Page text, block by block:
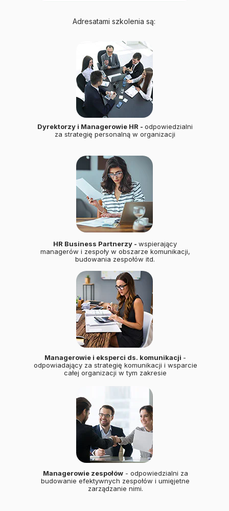
Adresatami szkolenia są:
Dyrektorzy i Managerowie HR - odpowiedzialni
za strategię personalną w organizacji
HR Business Partnerzy - wspierający
managerów i zespoły w obszarze komunikacji,
budowania zespołów itd.
Managerowie i eksperci ds. komunikacji -
odpowiadający za strategię komunikacji i wsparcie
całej organizacji w tym zakresie
Managerowie zespołów- odpowiedzialni za
budowanie efektywnych zespołów i umięjetne
zarządzanie nimi.